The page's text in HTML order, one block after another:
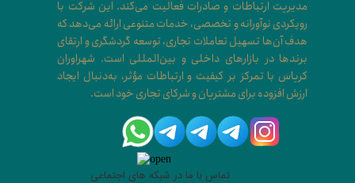
تماس با ما در شبکه های اجتماعی
مدیریت ارتباطات و صادرات فعالیت می‌کند. این شرکت با
رویکردی نوآورانه و تخصصی، خدمات متنوعی ارائه می‌دهد که
هدف آن‌ها تسهیل تعاملات تجاری، توسعه گردشگری و ارتقای
برندها در بازارهای داخلی و بین‌المللی است. شهراوران
کریاس با تمرکز بر کیفیت و ارتباطات مؤثر، به‌دنبال ایجاد
ارزش افزوده برای مشتریان و شرکای تجاری خود است.​​​​​​​